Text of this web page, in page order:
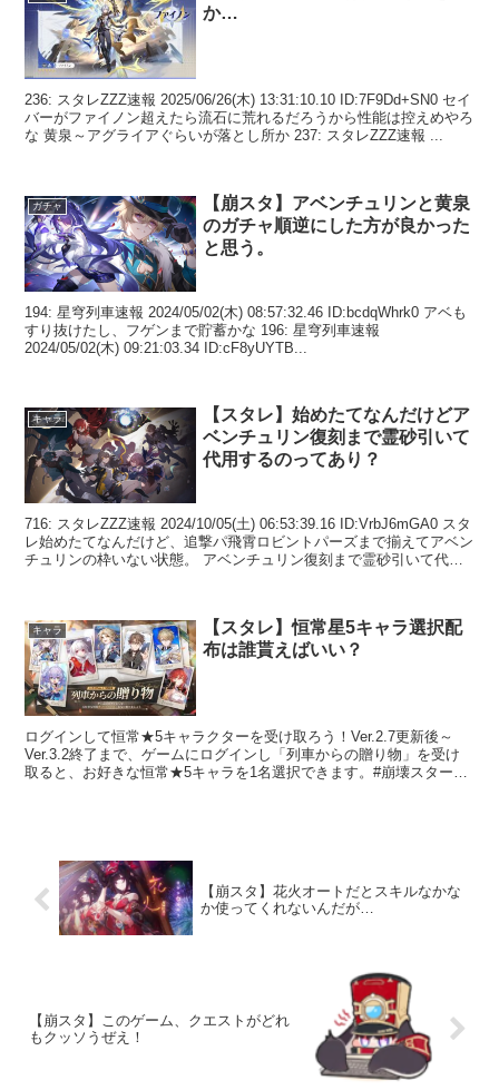
か…
236: スタレZZZ速報 2025/06/26(木) 13:31:10.10 ID:7F9Dd+SN0 セイ
バーがファイノン超えたら流石に荒れるだろうから性能は控えめやろ
な 黄泉～アグライアぐらいが落とし所か 237: スタレZZZ速報 ...
ガチャ
【崩スタ】アベンチュリンと黄泉
のガチャ順逆にした方が良かった
と思う。
194: 星穹列車速報 2024/05/02(木) 08:57:32.46 ID:bcdqWhrk0 アベも
すり抜けたし、フゲンまで貯蓄かな 196: 星穹列車速報
2024/05/02(木) 09:21:03.34 ID:cF8yUYTB...
キャラ
【スタレ】始めたてなんだけどア
ベンチュリン復刻まで霊砂引いて
代用するのってあり？
716: スタレZZZ速報 2024/10/05(土) 06:53:39.16 ID:VrbJ6mGA0 スタ
レ始めたてなんだけど、追撃パ飛霄ロビントパーズまで揃えてアベン
チュリンの枠いない状態。 アベンチュリン復刻まで霊砂引いて代用
キャラ
【スタレ】恒常星5キャラ選択配
布は誰貰えばいい？
ログインして恒常★5キャラクターを受け取ろう！Ver.2.7更新後～
Ver.3.2終了まで、ゲームにログインし「列車からの贈り物」を受け
取ると、お好きな恒常★5キャラを1名選択できます。#崩壊スターレ
【崩スタ】花火オートだとスキルなかな
か使ってくれないんだが…
【崩スタ】このゲーム、クエストがどれ
もクッソうぜえ！